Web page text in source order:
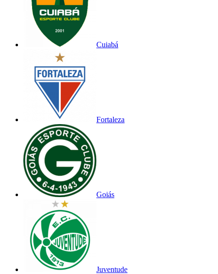
Cuiabá
Fortaleza
Goiás
Juventude